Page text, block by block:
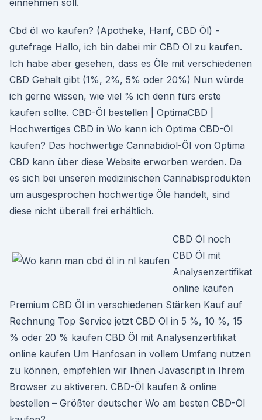
einnehmen soll.
Cbd öl wo kaufen? (Apotheke, Hanf, CBD Öl) -
gutefrage Hallo, ich bin dabei mir CBD Öl zu kaufen.
Ich habe aber gesehen, dass es Öle mit verschiedenen
CBD Gehalt gibt (1%, 2%, 5% oder 20%) Nun würde
ich gerne wissen, wie viel % ich denn fürs erste
kaufen sollte. CBD-Öl bestellen | OptimaCBD |
Hochwertiges CBD in Wo kann ich Optima CBD-Öl
kaufen? Das hochwertige Cannabidiol-Öl von Optima
CBD kann über diese Website erworben werden. Da
es sich bei unseren medizinischen Cannabisprodukten
um ausgesprochen hochwertige Öle handelt, sind
diese nicht überall frei erhältlich.
CBD Öl noch
CBD Öl mit
Analysenzertifikat
online kaufen
Premium CBD Öl in verschiedenen Stärken Kauf auf
Rechnung Top Service jetzt CBD Öl in 5 %, 10 %, 15
% oder 20 % kaufen CBD Öl mit Analysenzertifikat
online kaufen Um Hanfosan in vollem Umfang nutzen
zu können, empfehlen wir Ihnen Javascript in Ihrem
Browser zu aktiveren. CBD-Öl kaufen & online
bestellen – Größter deutscher Wo am besten CBD-Öl